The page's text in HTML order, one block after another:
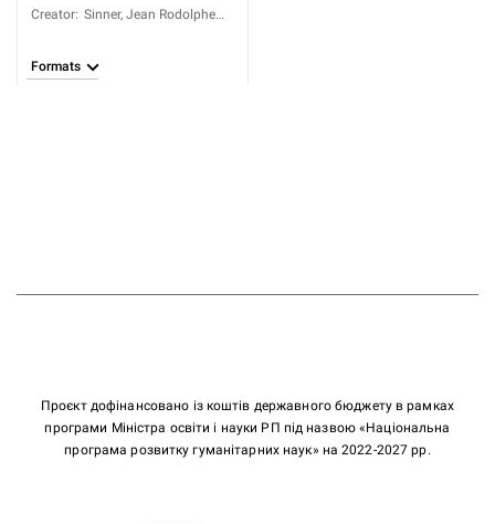
Creator: Sinner, Jean Rodolphe
Formats
Проєкт дофінансовано із коштів державного бюджету в рамках
програми Міністра освіти і науки РП під назвою «Національна
програма розвитку гуманітарних наук» на 2022-2027 рр.